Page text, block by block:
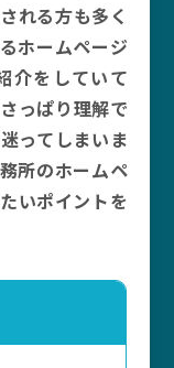
れる方も多く
ホームページ
介をしていて
っぱり理解で
ってしまいま
所のホームペ
いポイントを